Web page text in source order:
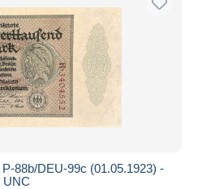
88b/DEU-99c (01.05.1923) -
UNC